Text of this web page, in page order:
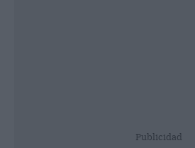
Publicidad